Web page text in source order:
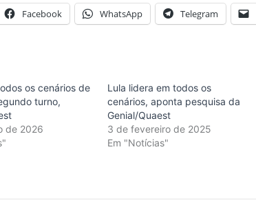
Facebook WhatsApp Telegram
os cenários de
turno,
de 2026
Lula lidera em todos os
cenários, aponta pesquisa da
Genial/Quaest
3 de fevereiro de 2025
Em "Notícias"